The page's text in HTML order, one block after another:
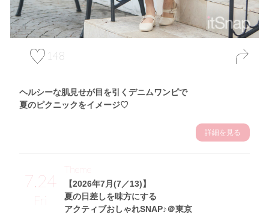
148
ヘルシーな肌見せが目を引くデニムワンピで
夏のピクニックをイメージ♡
詳細を見る
7.24
Fri
【2026年7月(7／13)】
夏の日差しを味方にする
アクティブおしゃれSNAP♪＠東京
Theme